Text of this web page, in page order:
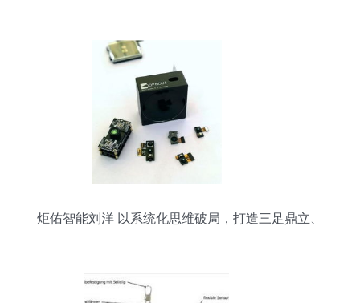
炬佑智能刘洋 以系统化思维破局，打造三足鼎立、